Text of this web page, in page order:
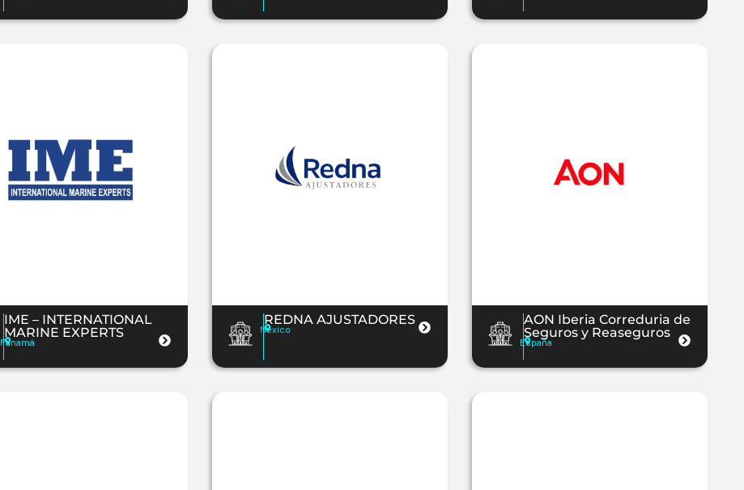
IME – INTERNATIONAL
MARINE EXPERTS
Panamá
REDNA AJUSTADORES
Mexico
AON Iberia Correduria de
Seguros y Reaseguros
España